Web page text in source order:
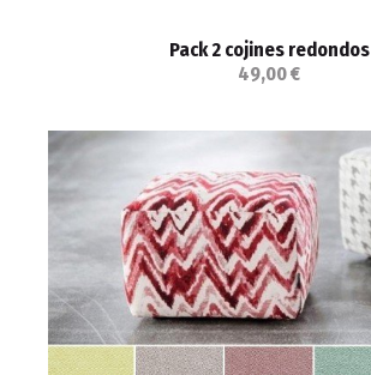
Pack 2 cojines redondos
49,00 €